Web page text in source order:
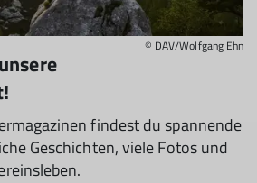
© DAV/Wolfgang Ehn
findest du spannende
Geschichten, viele Fotos und